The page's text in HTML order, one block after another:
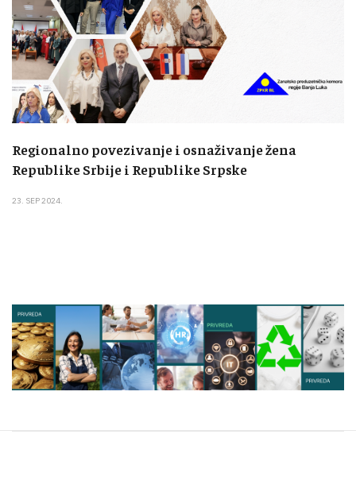
Regionalno povezivanje i osnaživanje žena
Republike Srbije i Republike Srpske
23. SEP 2024.